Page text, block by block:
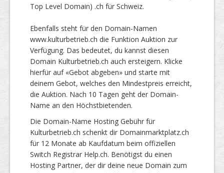
Top Level Domain) .ch für Schweiz.
Ebenfalls steht für den Domain-Namen
www.kulturbetrieb.ch die Funktion Auktion zur
Verfügung. Das bedeutet, du kannst diesen
Domain Kulturbetrieb.ch auch ersteigern. Klicke
hierfür auf «Gebot abgeben» und starte mit
deinem Gebot, welches den Mindestpreis erreicht,
die Auktion. Nach 10 Tagen geht der Domain-
Name an den Höchstbietenden.
Die Domain-Name Hosting Gebühr für
Kulturbetrieb.ch schenkt dir Domainmarktplatz.ch
für 12 Monate ab Kaufdatum beim offiziellen
Switch Registrar Help.ch. Benötigst du einen
Hosting Partner, der dir deine neue Domain zum